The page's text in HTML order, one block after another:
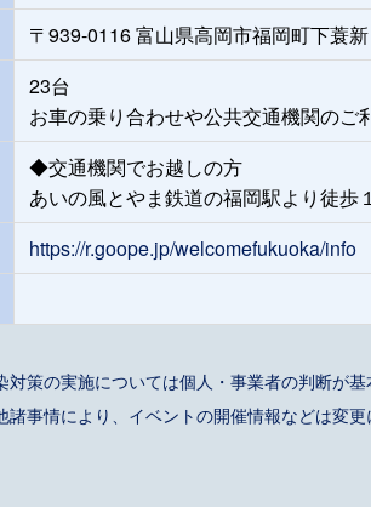
〒939-0116 富山県高岡市福岡町下蓑
23台
お車の乗り合わせや公共交通機関のご
◆交通機関でお越しの方
あいの風とやま鉄道の福岡駅より徒歩
https://r.goope.jp/welcomefukuoka/info
策の実施については個人・事業者の判断が基
事情により、イベントの開催情報などは変